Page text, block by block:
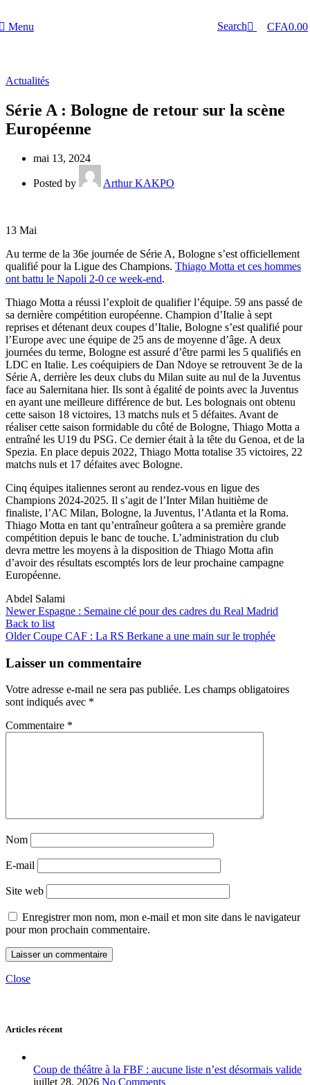
Menu Search CFA0.00
Actualités
Série A : Bologne de retour sur la scène
Européenne
mai 13, 2024
Posted by Arthur KAKPO
13 Mai
Au terme de la 36e journée de Série A, Bologne s’est officiellement
qualifié pour la Ligue des Champions. Thiago Motta et ces hommes
ont battu le Napoli 2-0 ce week-end.
Thiago Motta a réussi l’exploit de qualifier l’équipe. 59 ans passé de
sa dernière compétition européenne. Champion d’Italie à sept
reprises et détenant deux coupes d’Italie, Bologne s’est qualifié pour
l’Europe avec une équipe de 25 ans de moyenne d’âge. A deux
journées du terme, Bologne est assuré d’être parmi les 5 qualifiés en
LDC en Italie. Les coéquipiers de Dan Ndoye se retrouvent 3e de la
Série A, derrière les deux clubs du Milan suite au nul de la Juventus
face au Salernitana hier. Ils sont à égalité de points avec la Juventus
en ayant une meilleure différence de but. Les bolognais ont obtenu
cette saison 18 victoires, 13 matchs nuls et 5 défaites. Avant de
réaliser cette saison formidable du côté de Bologne, Thiago Motta a
entraîné les U19 du PSG. Ce dernier était à la tête du Genoa, et de la
Spezia. En place depuis 2022, Thiago Motta totalise 35 victoires, 22
matchs nuls et 17 défaites avec Bologne.
Cinq équipes italiennes seront au rendez-vous en ligue des
Champions 2024-2025. Il s’agit de l’Inter Milan huitième de
finaliste, l’AC Milan, Bologne, la Juventus, l’Atlanta et la Roma.
Thiago Motta en tant qu’entraîneur goûtera a sa première grande
compétition depuis le banc de touche. L’administration du club
devra mettre les moyens à la disposition de Thiago Motta afin
d’avoir des résultats escomptés lors de leur prochaine campagne
Européenne.
Abdel Salami
Newer Espagne : Semaine clé pour des cadres du Real Madrid
Back to list
Older Coupe CAF : La RS Berkane a une main sur le trophée
Laisser un commentaire
Votre adresse e-mail ne sera pas publiée. Les champs obligatoires
sont indiqués avec *
Commentaire *
Nom
E-mail
Site web
Enregistrer mon nom, mon e-mail et mon site dans le navigateur
pour mon prochain commentaire.
Close
Articles récent
Coup de théâtre à la FBF : aucune liste n’est désormais valide
juillet 28, 2026 No Comments